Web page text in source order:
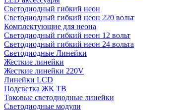
Светодиодный гибкий неон
Светодиодный гибкий неон 220 вольт
Комплектующие для неона
Светодиодный гибкий неон 12 вольт
Светодиодный гибкий неон 24 вольта
Светодиодные Линейки
Жесткие линейки
Жесткие линейки 220V
Линейки LCD
Подсветка ЖК ТВ
Токовые светодиодные линейки
Светодиодные модули